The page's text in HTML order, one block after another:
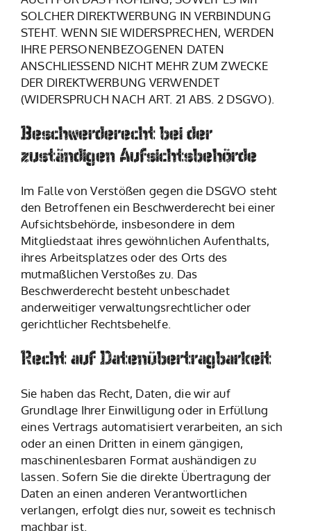
SOLCHER DIREKTWERBUNG IN VERBINDUNG
STEHT. WENN SIE WIDERSPRECHEN, WERDEN
IHRE PERSONENBEZOGENEN DATEN
ANSCHLIESSEND NICHT MEHR ZUM ZWECKE
DER DIREKTWERBUNG VERWENDET
(WIDERSPRUCH NACH ART. 21 ABS. 2 DSGVO).
Beschwerde­recht bei der
zuständigen Aufsichts­behörde
Im Falle von Verstößen gegen die DSGVO steht
den Betroffenen ein Beschwerderecht bei einer
Aufsichtsbehörde, insbesondere in dem
Mitgliedstaat ihres gewöhnlichen Aufenthalts,
ihres Arbeitsplatzes oder des Orts des
mutmaßlichen Verstoßes zu. Das
Beschwerderecht besteht unbeschadet
anderweitiger verwaltungsrechtlicher oder
gerichtlicher Rechtsbehelfe.
Recht auf Daten­übertrag­barkeit
Sie haben das Recht, Daten, die wir auf
Grundlage Ihrer Einwilligung oder in Erfüllung
eines Vertrags automatisiert verarbeiten, an sich
oder an einen Dritten in einem gängigen,
maschinenlesbaren Format aushändigen zu
lassen. Sofern Sie die direkte Übertragung der
Daten an einen anderen Verantwortlichen
verlangen, erfolgt dies nur, soweit es technisch
machbar ist.